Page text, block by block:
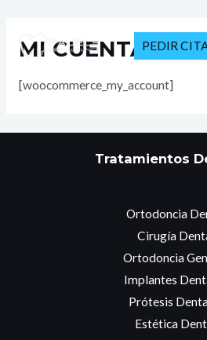
contenido
PEDIR
MI CUENTA
[woocommerce_my_account]
Tratamientos
Ortodoncia
Cirugía
Ortodoncia
Implantes
Prótesis
Estética